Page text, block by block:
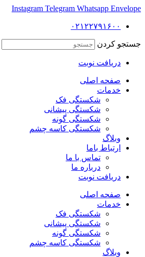
Instagram Telegram Whatsapp Envelope
۰۲۱۲۲۷۹۱۶۰۰
جستجو کردن
دریافت نوبت
صفحه اصلی
خدمات
شکستگی فک
شکستگی پیشانی
شکستگی گونه
شکستگی کاسه چشم
وبلاگ
ارتباط باما
تماس با ما
درباره ما
دریافت نوبت
صفحه اصلی
خدمات
شکستگی فک
شکستگی پیشانی
شکستگی گونه
شکستگی کاسه چشم
وبلاگ